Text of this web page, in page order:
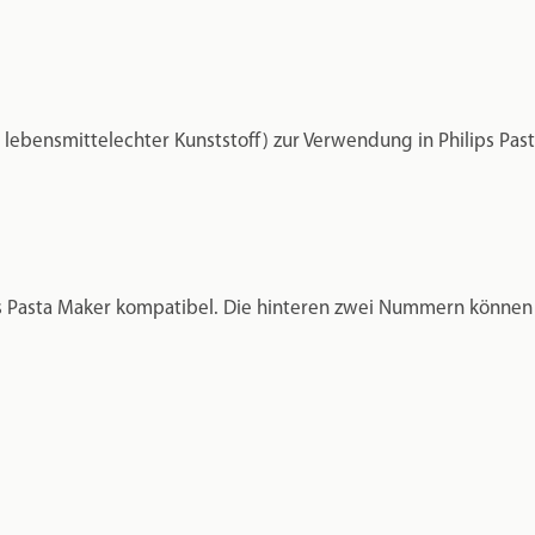
Kunststoff) zur Verwendung in Philips
Maker kompatibel. Die hinteren zwei Nummern